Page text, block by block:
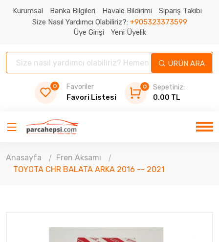
Kurumsal Banka Bilgileri Havale Bildirimi
Sipariş Takibi
Size Nasıl Yardımcı Olabiliriz?: +905323373599
Üye Girişi
Yeni Üyelik
ÜRÜN ARA
0 Favoriler
Favori Listesi
0
Sepetiniz:
0.00 TL
Anasayfa
Fren Aksamı
TOYOTA CHR BALATA ARKA 2016 -- 2021